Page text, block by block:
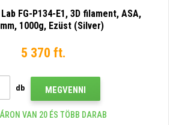
FG-P134-E1, 3D filament, ASA,
1000g, Ezüst (Silver)
5 370 ft.
db MEGVENNI
VAN 20 ÉS TÖBB DARAB